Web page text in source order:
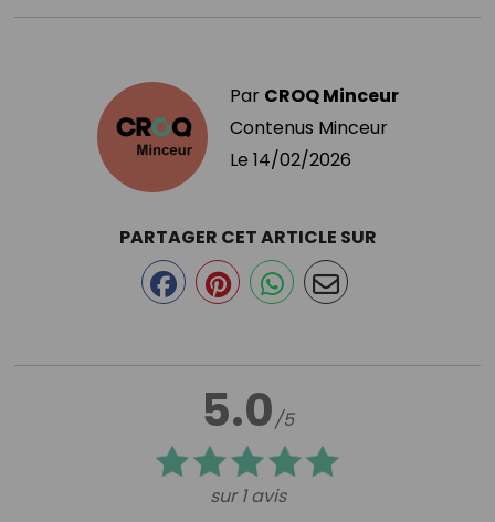
Par CROQ Minceur
Contenus Minceur
Le 14/02/2026
5.0/5
sur 1 avis
PARTAGER CET ARTICLE SUR